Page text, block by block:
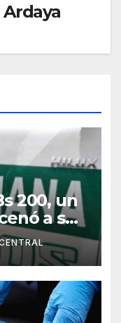
Ardaya
200, un
a su
de La